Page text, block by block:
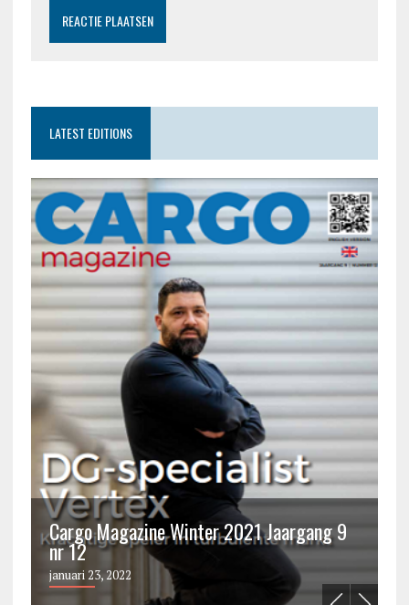
LATEST EDITIONS
Cargo Magazine Winter 2021 Jaargang 9
nr 12
januari 23, 2022